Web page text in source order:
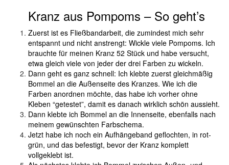
Kranz aus Pompoms – So geht’s
Zuerst ist es Fließbandarbeit, die zumindest mich sehr
entspannt und nicht anstrengt: Wickle viele Pompoms. Ich
brauchte für meinen Kranz 52 Stück und habe versucht,
etwa gleich viele von jeder der drei Farben zu wickeln.
Dann geht es ganz schnell: Ich klebte zuerst gleichmäßig
Bommel an die Außenseite des Kranzes. Wie ich die
Farben anordnen möchte, das habe ich vorher ohne
Kleben “getestet”, damit es danach wirklich schön aussieht.
Dann klebte ich Bommel an die Innenseite, ebenfalls nach
meinem gewünschten Farbschema.
Jetzt habe ich noch ein Aufhängeband geflochten, in rot-
grün, und das befestigt, bevor der Kranz komplett
vollgeklebt ist.